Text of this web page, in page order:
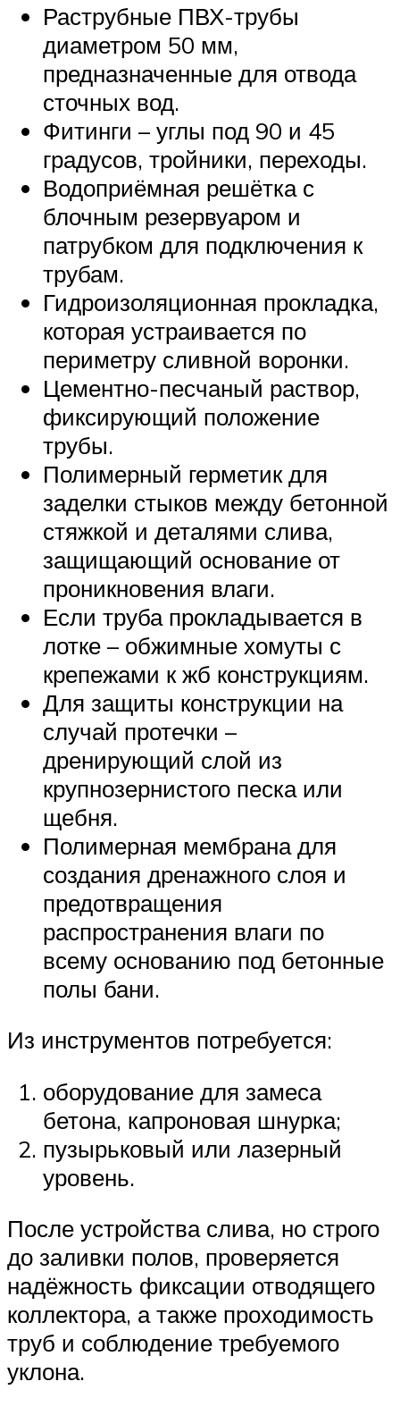
Раструбные ПВХ-трубы
диаметром 50 мм,
предназначенные для отвода
сточных вод.
Фитинги – углы под 90 и 45
градусов, тройники, переходы.
Водоприёмная решётка с
блочным резервуаром и
патрубком для подключения к
трубам.
Гидроизоляционная прокладка,
которая устраивается по
периметру сливной воронки.
Цементно-песчаный раствор,
фиксирующий положение
трубы.
Полимерный герметик для
заделки стыков между бетонной
стяжкой и деталями слива,
защищающий основание от
проникновения влаги.
Если труба прокладывается в
лотке – обжимные хомуты с
крепежами к жб конструкциям.
Для защиты конструкции на
случай протечки –
дренирующий слой из
крупнозернистого песка или
щебня.
Полимерная мембрана для
создания дренажного слоя и
предотвращения
распространения влаги по
всему основанию под бетонные
полы бани.
Из инструментов потребуется:
оборудование для замеса
бетона, капроновая шнурка;
пузырьковый или лазерный
уровень.
После устройства слива, но строго
до заливки полов, проверяется
надёжность фиксации отводящего
коллектора, а также проходимость
труб и соблюдение требуемого
уклона.